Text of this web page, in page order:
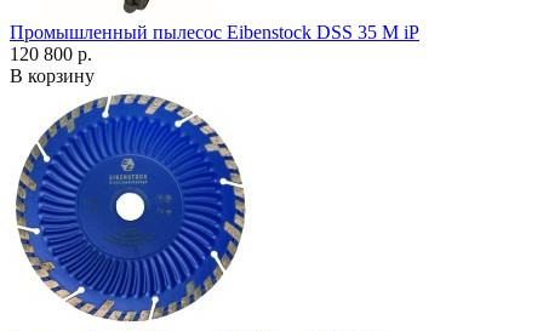
Промышленный пылесос Eibenstock DSS 35 M iP
120 800 р.
В корзину